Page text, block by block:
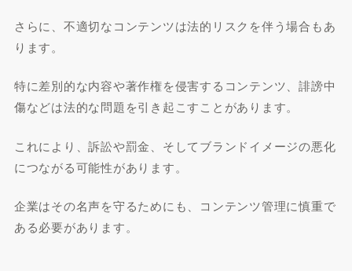
さらに、不適切なコンテンツは法的リスクを伴う場合もあ
ります。
特に差別的な内容や著作権を侵害するコンテンツ、誹謗中
傷などは法的な問題を引き起こすことがあります。
これにより、訴訟や罰金、そしてブランドイメージの悪化
につながる可能性があります。
企業はその名声を守るためにも、コンテンツ管理に慎重で
ある必要があります。